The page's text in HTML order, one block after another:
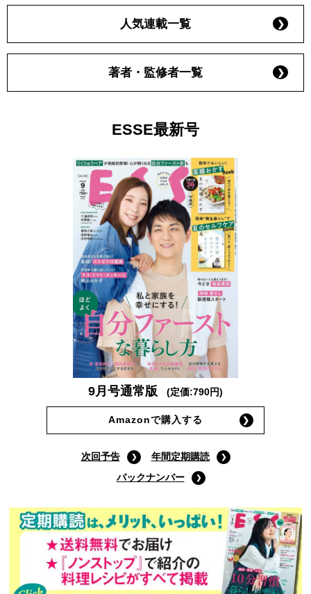
人気連載一覧
著者・監修者一覧
ESSE最新号
9月号通常版 (定価:790円)
Amazonで購入する
次回予告
年間定期購読
バックナンバー